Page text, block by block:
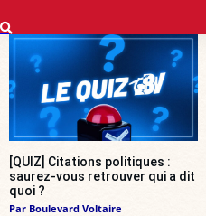
[QUIZ] Citations politiques :
saurez-vous retrouver qui a dit
quoi ?
Par Boulevard Voltaire